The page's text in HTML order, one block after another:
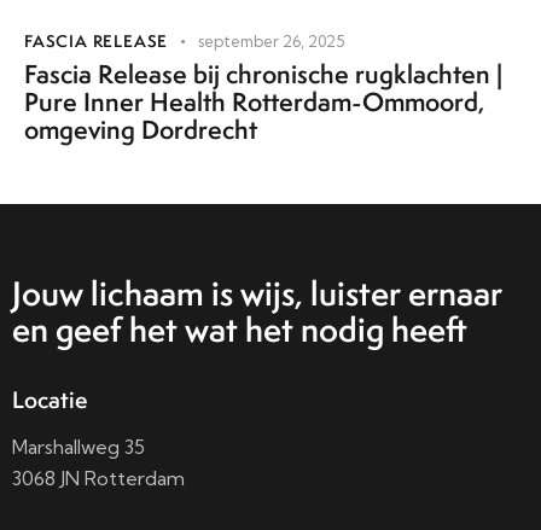
FASCIA RELEASE september 26, 2025
Fascia Release bij chronische rugklachten |
Pure Inner Health Rotterdam-Ommoord,
omgeving Dordrecht
Jouw lichaam is wijs, luister ernaar
en geef het wat het nodig heeft
Locatie
Marshallweg 35
3068 JN Rotterdam